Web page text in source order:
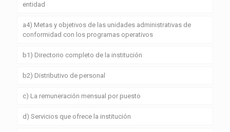
entidad
a4) Metas y objetivos de las unidades administrativas de
conformidad con los programas operativos
b1) Directorio completo de la institución
b2) Distributivo de personal
c) La remuneración mensual por puesto
d) Servicios que ofrece la institución